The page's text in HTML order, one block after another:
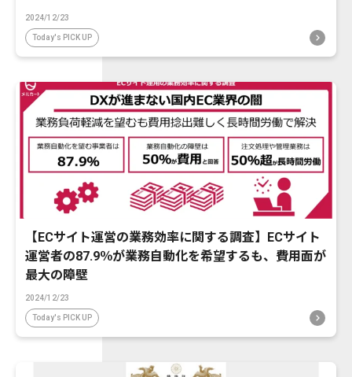
2024/12/23
Today's PICK UP
【ECサイト運営の業務効率に関する調査】ECサイト
運営者の87.9％が業務自動化を希望するも、費用面が
最大の障壁
2024/12/23
Today's PICK UP